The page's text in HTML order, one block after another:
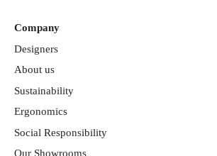
Company
Designers
About us
Sustainability
Ergonomics
Social Responsibility
Our Showrooms